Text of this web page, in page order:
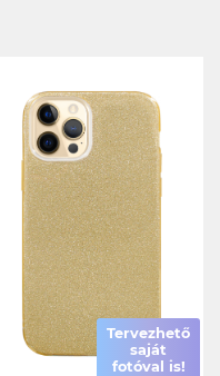
Tervezhető
saját
fotóval is!